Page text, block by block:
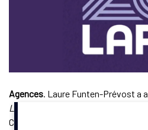
Agences. Laure Funten-Prévost a
Laps25
Championne de France du 10 000m